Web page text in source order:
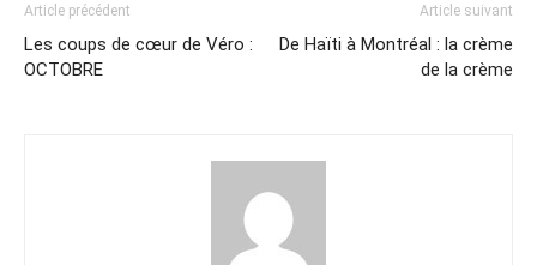
Article précédent
Les coups de cœur de Véro :
OCTOBRE
Article suivant
De Haïti à Montréal : la crème
de la crème